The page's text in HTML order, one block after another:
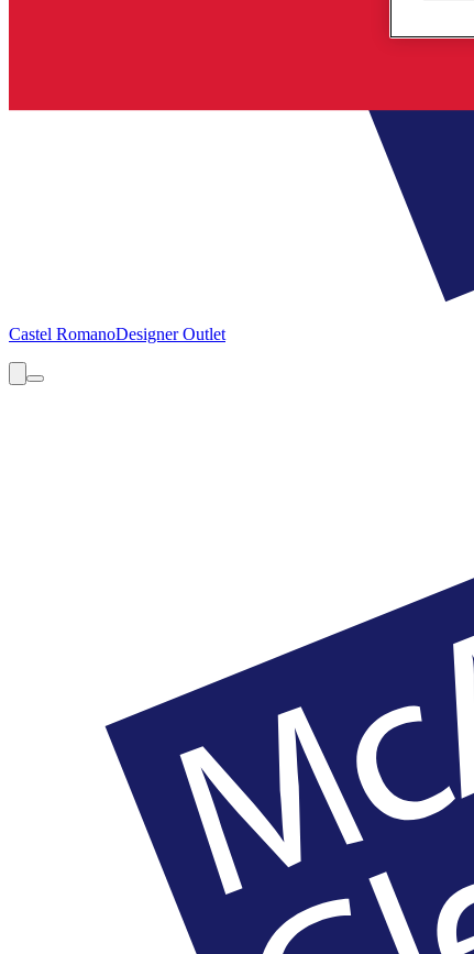
Castel RomanoDesigner Outlet